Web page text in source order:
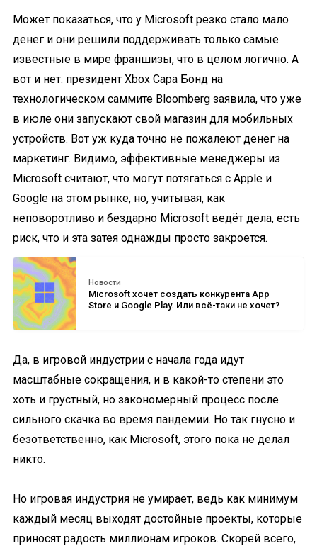
Может показаться, что у Microsoft резко стало мало
денег и они решили поддерживать только самые
известные в мире франшизы, что в целом логично. А
вот и нет: президент Xbox Сара Бонд на
технологическом саммите Bloomberg заявила, что уже
в июле они запускают свой магазин для мобильных
устройств. Вот уж куда точно не пожалеют денег на
маркетинг. Видимо, эффективные менеджеры из
Microsoft считают, что могут потягаться с Apple и
Google на этом рынке, но, учитывая, как
неповоротливо и бездарно Microsoft ведёт дела, есть
риск, что и эта затея однажды просто закроется.
Новости
Microsoft хочет создать конкурента App
Store и Google Play. Или всё-таки не хочет?
Да, в игровой индустрии с начала года идут
масштабные сокращения, и в какой-то степени это
хоть и грустный, но закономерный процесс после
сильного скачка во время пандемии. Но так гнусно и
безответственно, как Microsoft, этого пока не делал
никто.
Но игровая индустрия не умирает, ведь как минимум
каждый месяц выходят достойные проекты, которые
приносят радость миллионам игроков. Скорей всего,